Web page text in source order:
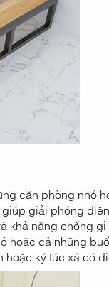
căn phòng nhỏ
giải phóng
khả năng chống
hoặc cả những
ký túc xá có